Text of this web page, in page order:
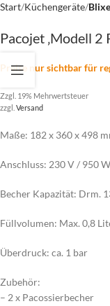
Start Küchengeräte
Pacojet ‚Modell 2
Preise nur sichtbar für
Zzgl. 19% Mehrwertsteuer
zzgl. Versand
Maße: 182 x 360 x 498
Anschluss: 230 V / 950 W
Becher Kapazität: Drm.
Füllvolumen: Max. 0,8
Überdruck: ca. 1 bar
Zubehör:
– 2 x Pacossierbecher